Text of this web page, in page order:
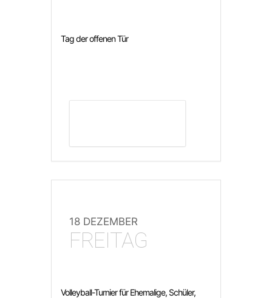
Tag der offenen Tür
18 DEZEMBER
FREITAG
Volleyball-Turnier für Ehemalige, Schüler,